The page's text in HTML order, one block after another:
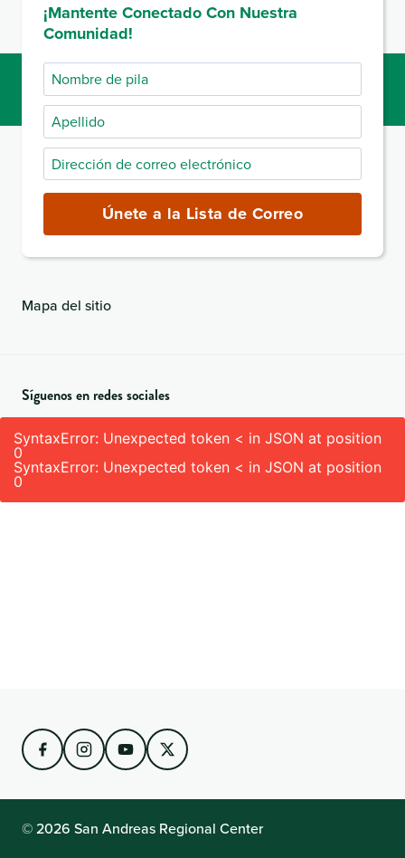
¡Mantente Conectado Con Nuestra
Comunidad!
Nombre
de
pila
Apellido
Dirección
de
electrónico
(obligatorio)
Únete a la Lista de Correo
Mapa del sitio
Síguenos en redes sociales
SyntaxError: Unexpected token < in JSON at position
0
SyntaxError: Unexpected token < in JSON at position
0
© 2026 San Andreas Regional Center